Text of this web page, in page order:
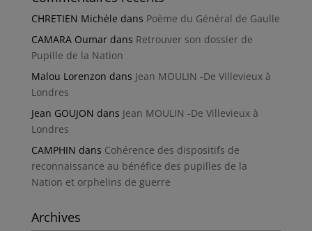
CHRETIEN Michèle dans Poème du Général de Gaulle
CAMARA Oumardans Retrouver son dossier de
Pupille de la Nation
Malou Lorenzon dans Jean MOULIN -De Villevieux à
Londres
Jean GOUJON dans Jean MOULIN -De Villevieux à
Londres
CAMPHIN dans Cohérence des dispositifs de
reconnaissance au bénéfice des pupilles de la
Nation et orphelins de guerre
Archives